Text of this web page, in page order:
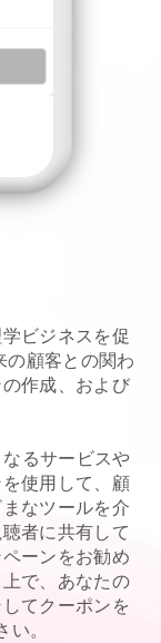
ビジネスを促
の顧客との関わ
作成、および
るサービスや
使用して、顧
なツールを介
者に共有して
ーンをお勧め
で、あなたの
てクーポンを
。